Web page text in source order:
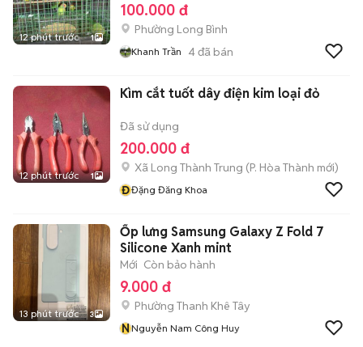
12 phút trước 1
100.000 đ
Phường Long Bình
Khanh Trần 4đã bán
12 phút trước 1
Kìm cắt tuốt dây điện kim loại đỏ
Đã sử dụng
200.000 đ
Xã Long Thành Trung (P. Hòa Thành mới)
ĐĐặng Đăng Khoa
13 phút trước 3
Ốp lưng Samsung Galaxy Z Fold 7
Silicone Xanh mint
Mới Còn bảo hành
9.000 đ
Phường Thanh Khê Tây
NNguyễn Nam Công Huy